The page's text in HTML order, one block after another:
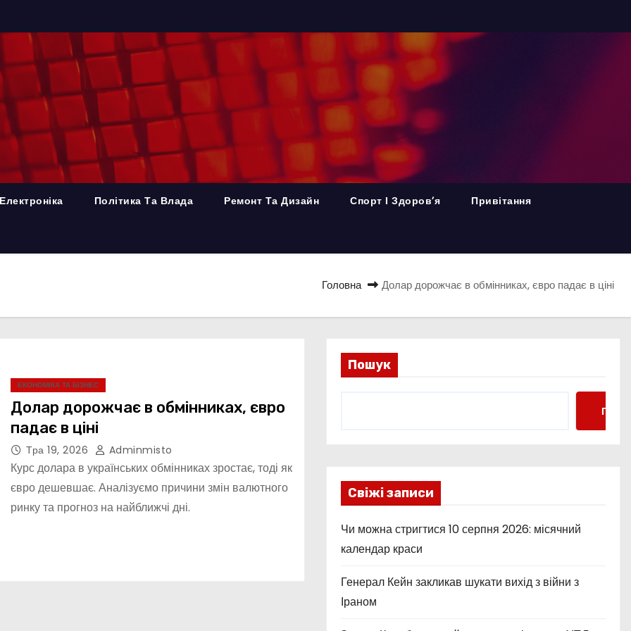
Електроніка Політика Та Влада Ремонт Та Дизайн Спорт І Здоров’я Привітання
Головна Долар дорожчає в обмінниках, євро падає в ціні
ЕКОНОМІКА ТА БІЗНЕС
Долар дорожчає в обмінниках, євро
падає в ціні
Тра 19, 2026 Adminmisto
Курс долара в українських обмінниках зростає, тоді як
євро дешевшає. Аналізуємо причини змін валютного
ринку та прогноз на найближчі дні.
Пошук
Свіжі записи
Чи можна стригтися 10 серпня 2026: місячний
календар краси
Генерал Кейн закликав шукати вихід з війни з
Іраном